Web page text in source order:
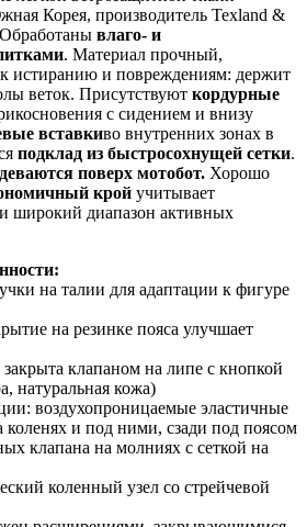
Корея, производитель Texland &
влаго- и
. Материал прочный,
истиранию и повреждениям: держит
веток. Присутствуют кордурные
с сидением и внизу
вставкиво внутренних зонах в
подклад из быстросохнущей сетки.
поверх мотобот. Хорошо
крой учитывает
широкий диапазон активных
на талии для адаптации к фигуре
на резинке пояса улучшает
клапаном на липе с кнопкой
натуральная кожа)
воздухопроницаемые эластичные
коленях и под ними, сзади под поясом
клапана на молниях с сеткой на
коленный узел со стрейчевой